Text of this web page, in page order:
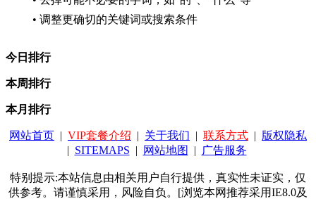
• 调整更确切的关键词或搜索条件
今日排行
本周排行
本月排行
网站首页 | VIP套餐介绍 | 关于我们 | 联系方式 | 版权隐私
| SITEMAPS | 网站地图 | 广告服务
特别提示:本站信息由相关用户自行提供，真实性未证实，仅
供参考。请谨慎采用，风险自负。[浏览本网推荐采用IE8.0及